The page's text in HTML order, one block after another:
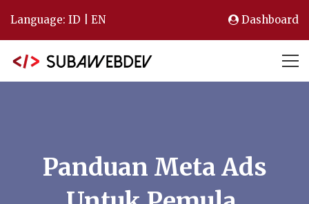
Language: ID EN Dashboard
Panduan Meta Ads